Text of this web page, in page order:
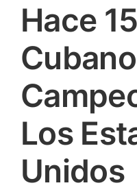
Hace
Los
Unidos